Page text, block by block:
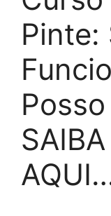
Pinte: